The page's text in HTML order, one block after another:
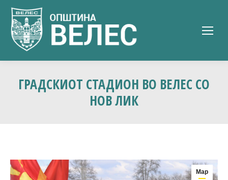
ГРАДСКИОТ СТАДИОН ВО ВЕЛЕС СО
НОВ ЛИК
Мар